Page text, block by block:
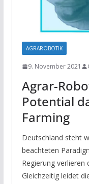
AGRAROBOTIK
9. November 2021
Agrar-
Potential
Farming
Deutschland steht
beachteten
Regierung verlieren
Gleichzeitig leidet